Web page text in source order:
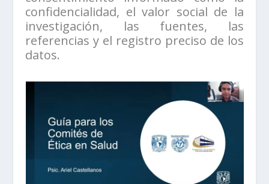
confidencialidad, el valor social de la
investigación, las fuentes, las
referencias y el registro preciso de los
datos.